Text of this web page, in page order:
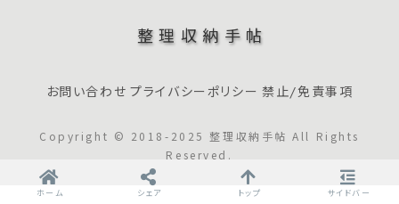
整理収納手帖
お問い合わせ プライバシーポリシー 禁止/免責事項
Copyright © 2018-2025 整理収納手帖 All Rights
Reserved.
ホーム シェア トップ サイドバー